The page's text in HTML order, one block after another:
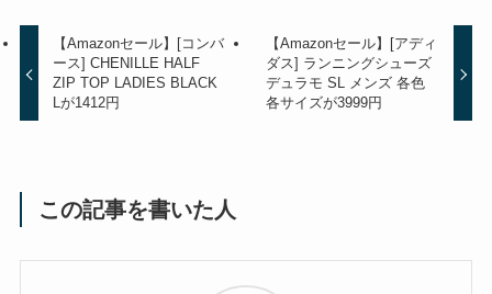
【Amazonセール】[コンバ
ース] CHENILLE HALF
ZIP TOP LADIES BLACK
Lが1412円
【Amazonセール】[アディ
ダス] ランニングシューズ
デュラモ SL メンズ 各色
各サイズが3999円
この記事を書いた人